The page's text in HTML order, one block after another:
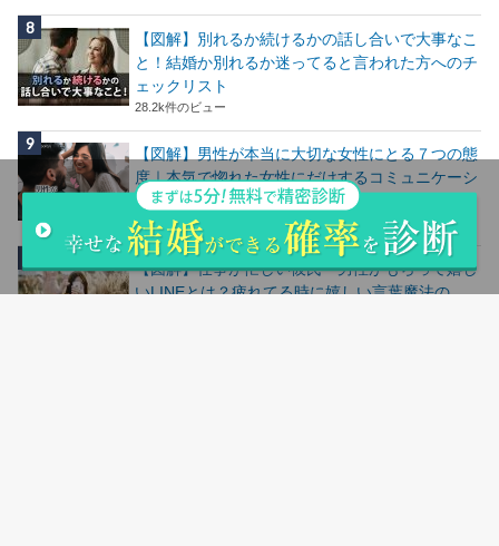
【図解】別れるか続けるかの話し合いで大事なこ
と！結婚か別れるか迷ってると言われた方へのチ
ェックリスト
28.2k件のビュー
【図解】男性が本当に大切な女性にとる７つの態
度｜本気で惚れた女性にだけするコミュニケーシ
ョン
24.7k件のビュー
【図解】仕事が忙しい彼氏・男性がもらって嬉し
いLINEとは？疲れてる時に嬉しい言葉魔法の